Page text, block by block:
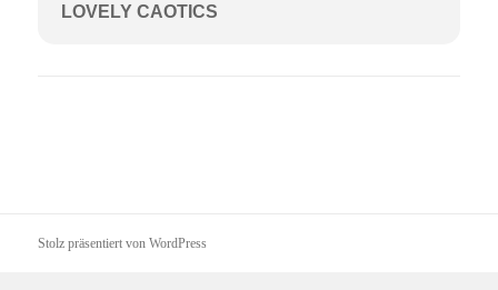
LOVELY CAOTICS
Stolz präsentiert von WordPress